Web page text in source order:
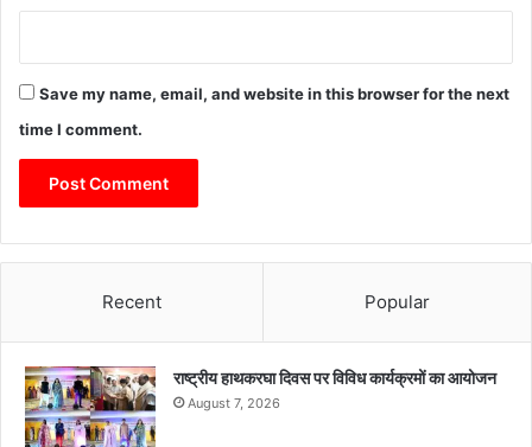
Save my name, email, and website in this browser for the next
time I comment.
Recent Popular
राष्ट्रीय हाथकरघा दिवस पर विविध कार्यक्रमों का आयोजन
August 7, 2026